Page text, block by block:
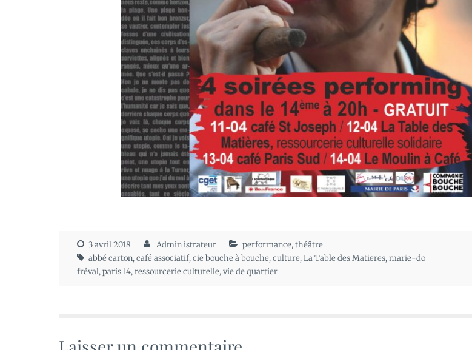
3 avril 2018 Admin istrateur performance,théâtre
abbé carton,café associatif,cie bouche à bouche,culture,La Table des Matieres,marie-do
fréval,paris 14,ressourcerie culturelle,vie de quartier